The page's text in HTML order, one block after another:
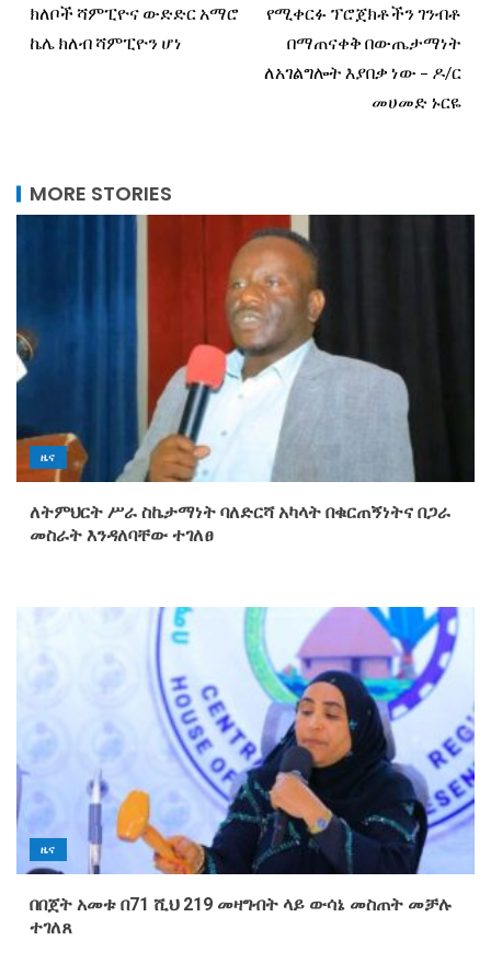
ክለቦች ሻምፒዮና ውድድር አማሮ
ኬሌ ክለብ ሻምፒዮን ሆነ
የሚቀርፉ ፕሮጀክቶችን ገንብቶ
በማጠናቀቅ በውጤታማነት
ለአገልግሎት እያበቃ ነው – ዶ/ር
መሀመድ ኑርዬ
MORE STORIES
ዜና
ለትምህርት ሥራ ስኬታማነት ባለድርሻ አካላት በቁርጠኝነትና በጋራ
መስራት እንዳለባቸው ተገለፀ
ዜና
በበጀት አመቱ በ71 ሺህ 219 መዛግብት ላይ ውሳኔ መስጠት መቻሉ
ተገለጸ